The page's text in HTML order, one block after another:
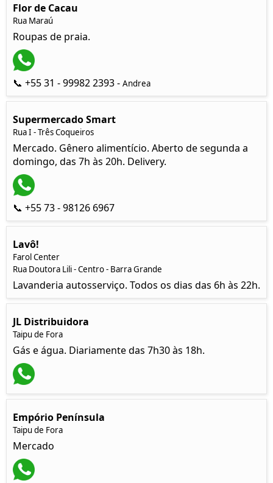
Flor de Cacau
Rua Maraú
Roupas de praia.
📞 +55 31 - 99982 2393 - Andrea
Supermercado Smart
Rua I - Três Coqueiros
Mercado. Gênero alimentício. Aberto de segunda a
domingo, das 7h às 20h. Delivery.
📞 +55 73 - 98126 6967
Lavô!
Farol Center
Rua Doutora Lili - Centro - Barra Grande
Lavanderia autosserviço. Todos os dias das 6h às 22h.
JL Distribuidora
Taipu de Fora
Gás e água. Diariamente das 7h30 às 18h.
Empório Península
Taipu de Fora
Mercado